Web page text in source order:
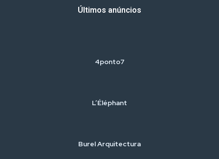
Últimos anúncios
4ponto7
L’Éléphant
Burel Arquitectura